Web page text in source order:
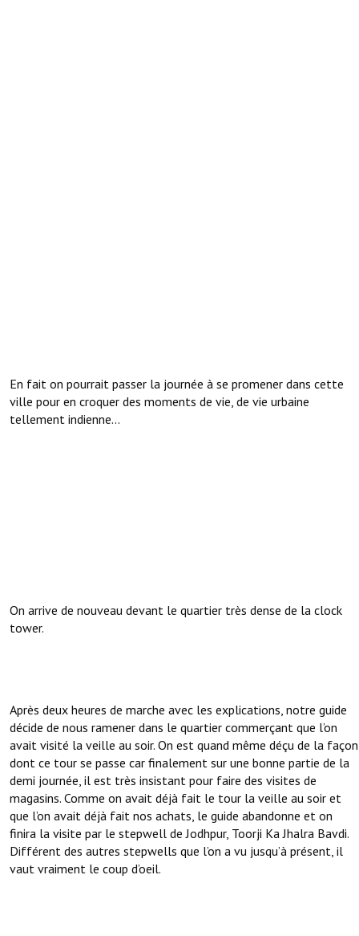
En fait on pourrait passer la journée à se promener dans cette
ville pour en croquer des moments de vie, de vie urbaine
tellement indienne...
On arrive de nouveau devant le quartier très dense de la clock
tower.
Après deux heures de marche avec les explications, notre guide
décide de nous ramener dans le quartier commerçant que l’on
avait visité la veille au soir. On est quand même déçu de la façon
dont ce tour se passe car finalement sur une bonne partie de la
demi journée, il est très insistant pour faire des visites de
magasins. Comme on avait déjà fait le tour la veille au soir et
que l’on avait déjà fait nos achats, le guide abandonne et on
finira la visite par le stepwell de Jodhpur, Toorji Ka Jhalra Bavdi.
Différent des autres stepwells que l’on a vu jusqu’à présent, il
vaut vraiment le coup d’oeil.